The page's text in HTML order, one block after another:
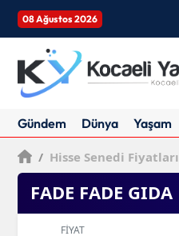
08 Ağustos 2026
Gündem Dünya Yaşam
/ Hisse Senedi Fiyatları
FADE FADE GIDA
FİYAT